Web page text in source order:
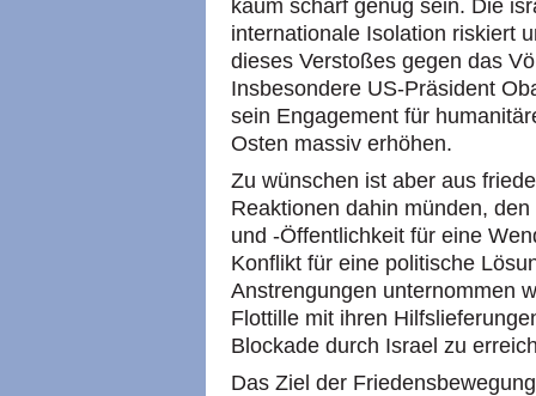
kaum scharf genug sein. Die
internationale Isolation riskiert
dieses Verstoßes gegen das
Insbesondere US-Präsident
sein Engagement für
Osten massiv erhöhen.
Zu wünschen ist aber aus
Reaktionen dahin münden,
und -Öffentlichkeit für eine
Konflikt für eine politische
Anstrengungen unternommen
Flottille mit ihren
Blockade durch Israel zu
Das Ziel der